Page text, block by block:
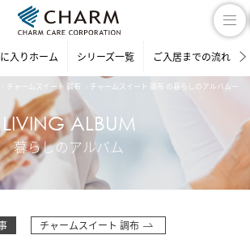
入りホーム シリーズ一覧 ご入居までの流れ
チャームスイート 調布 チャームスイート 調布 の暮らしのアルバム一覧
LIVING ALBUM
暮らしのアルバム
チャームスイート 調布